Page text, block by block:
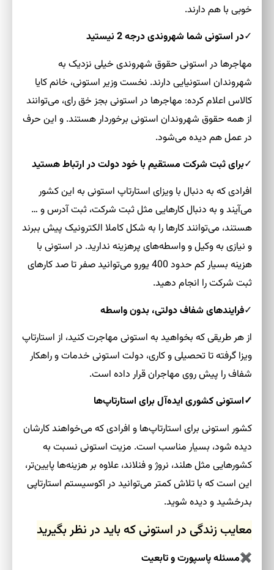
خوبی با هم دارند.
✓در استونی شما شهروندی درجه 2 نیستید
مهاجرها در استونی حقوق شهروندی خیلی نزدیک به
شهروندان استونیایی دارند. نخست وزیر استونی، خانم کایا
کالاس اعلام کرده: مهاجرها در استونی بجز خق رای، می‌توانند
از همه حقوق شهروندان استونی برخوردار هستند. و این حرف
در عمل هم دیده می‌شود.
✓برای ثبت شرکت مستقیم با خود دولت در ارتباط هستید
افرادی که به دنبال با ویزای استارتاپ استونی به این کشور
می‌آیند و به دنبال کارهایی مثل ثبت شرکت، ثبت آدرس و …
هستند، می‌توانند کارها را به شکل کاملا الکترونیک پیش ببرند
و نیازی به وکیل و واسطه‌های پرهزینه ندارید. در استونی با
هزینه بسیار کم حدود 400 یورو می‌توانید صفر تا صد کارهای
ثبت شرکت را انجام دهید.
✓فرایندهای شفاف دولتی، بدون واسطه
از هر طریقی که بخواهید به استونی مهاجرت کنید، از استارتاپ
ویزا گرفته تا تحصیلی و کاری، دولت استونی خدمات و راهکار
شفاف را پیش روی مهاجران قرار داده است.
✓استونی کشوری ایده‌آل برای استارتاپ‌ها
کشور استونی برای استارتاپ‌ها و افرادی که می‌خواهند کارشان
دیده شود، بسیار مناسب است. مزیت استونی نسبت به
کشورهایی مثل هلند، نروژ و فنلاند، علاوه بر هزینه‌ها پایین‌تر،
این است که با تلاش کمتر می‌توانید در اکوسیستم استارتاپی
بدرخشید و دیده شوید.
معایب زندگی در استونی که باید در نظر بگیرید
✖مسئله پاسپورت و تابعیت